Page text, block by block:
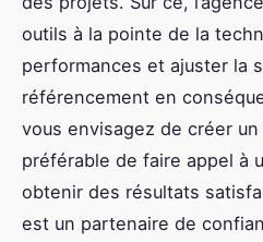
outils à la pointe de la
performances et ajuster la
référencement en
vous envisagez de créer
préférable de faire appel à
obtenir des résultats
est un partenaire de